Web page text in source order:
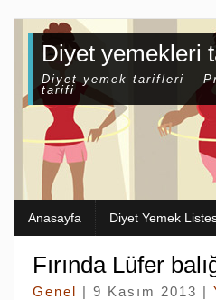
Diyet yemekleri
Diyet yemek tarifleri –
tarifi
Anasayfa Diyet Yemek
Fırında Lüfer
Genel | 9 Kasım 2013 |